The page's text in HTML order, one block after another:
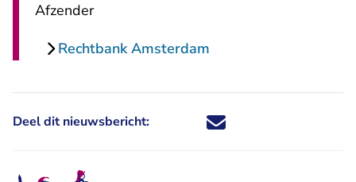
Afzender
Rechtbank Amsterdam
Deel dit nieuwsbericht: Deel dit nieuwsbericht via X -
Deel dit nieuwsbericht via
Deel dit nieuwsbericht
Deel dit